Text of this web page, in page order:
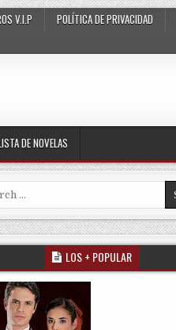
V.I.P
POLÍTICA DE PRIVACIDAD
DE NOVELAS
for:
LOS + POPULAR